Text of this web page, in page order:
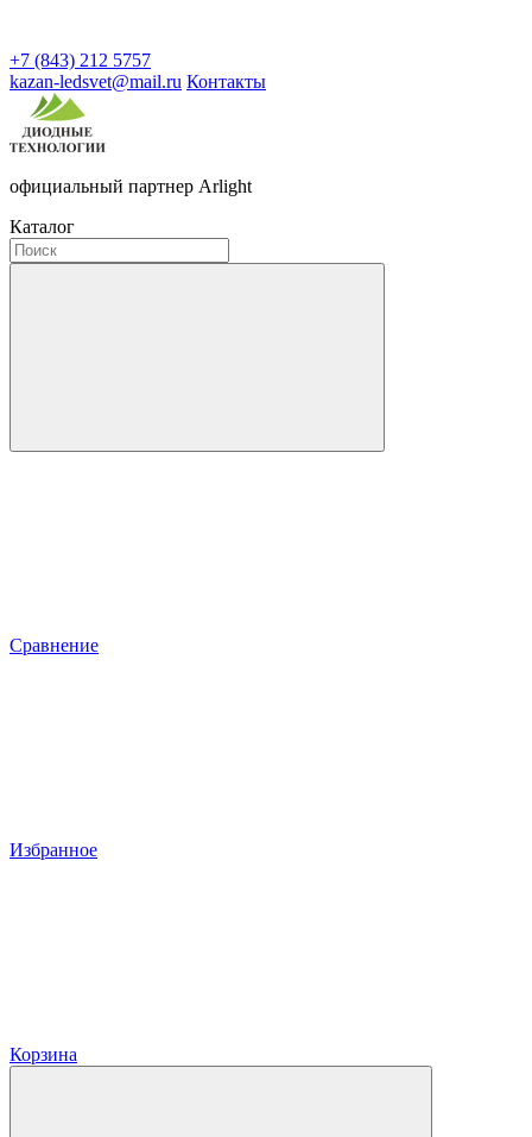
+7 (843) 212 5757
kazan-ledsvet@mail.ru Контакты
официальный партнер Arlight
Каталог
Сравнение
Избранное
Корзина